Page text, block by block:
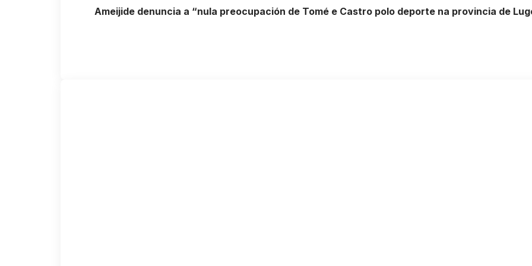
Ameijide denuncia a “nula preocupación de Tomé e Castro polo deporte na provincia de